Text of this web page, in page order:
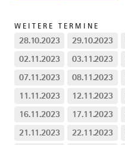
WEITERE TERMINE
28.10.2023 29.10.2023
02.11.2023
03.11.2023
07.11.2023
08.11.2023
11.11.2023
12.11.2023
16.11.2023
17.11.2023
21.11.2023
22.11.2023